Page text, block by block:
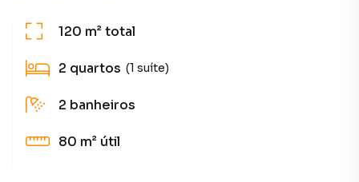
120 m²total
2 quartos (1 suíte)
2 banheiros
80 m² útil